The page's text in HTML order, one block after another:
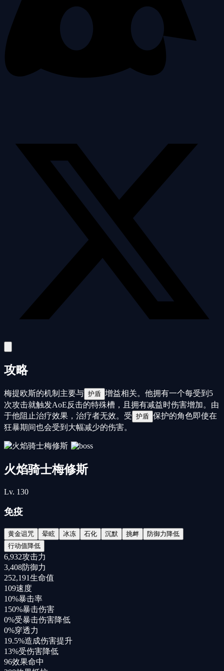
攻略
梅提欧斯的机制主要与 护盾 增益相关。他拥有一个每受到5
次攻击就触发AoE反击的特殊槽，且拥有减益时伤害增加。由
于他阻止治疗效果，治疗者无效。受 护盾 保护的角色即使在
狂暴期间也会受到大幅减少的伤害。
火焰骑士梅修斯
Lv. 130
免疫
黄金诅咒 晕眩 冰冻 石化 沉默 挑衅
防御力降低
行动值降低
6,932攻击力
3,408防御力
252,191生命值
109速度
10%暴击率
150%暴击伤害
0%受暴击伤害降低
0%穿透力
19.5%造成伤害提升
13%受伤害降低
96效果命中